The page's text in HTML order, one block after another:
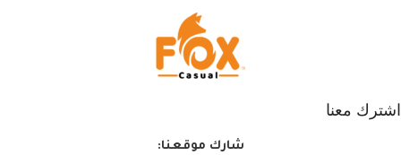
اشترك معنا
شارك موقعنا: